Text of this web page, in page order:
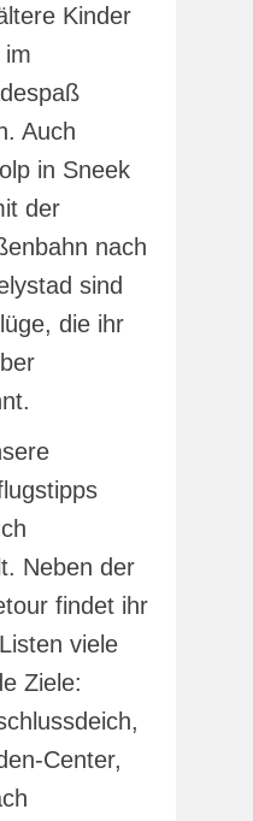
Kinder
im
Auch
in Sneek
der
nach
sind
die ihr
Neben der
findet ihr
viele
Ziele:
Center,